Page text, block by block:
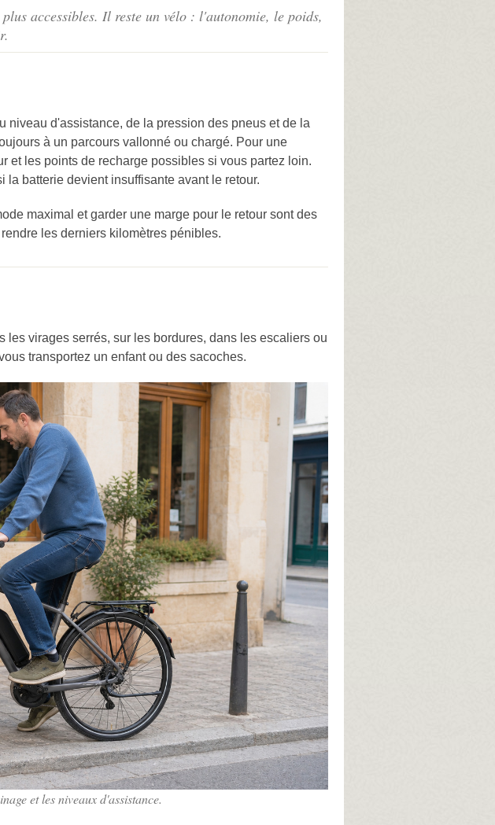
accessibles. Il reste un vélo : l'autonomie, le poids,
niveau d'assistance, de la pression des pneus et de la
à un parcours vallonné ou chargé. Pour une
et les points de recharge possibles si vous partez loin.
batterie devient insuffisante avant le retour.
maximal et garder une marge pour le retour sont des
les derniers kilomètres pénibles.
virages serrés, sur les bordures, dans les escaliers ou
transportez un enfant ou des sacoches.
et les niveaux d'assistance.